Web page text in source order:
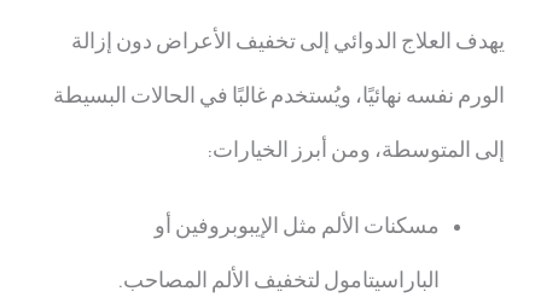
يهدف العلاج الدوائي إلى تخفيف الأعراض دون إزالة
الورم نفسه نهائيًا، ويُستخدم غالبًا في الحالات البسيطة
إلى المتوسطة، ومن أبرز الخيارات:
مسكنات الألم مثل الإيبوبروفين أو
الباراسيتامول لتخفيف الألم المصاحب.